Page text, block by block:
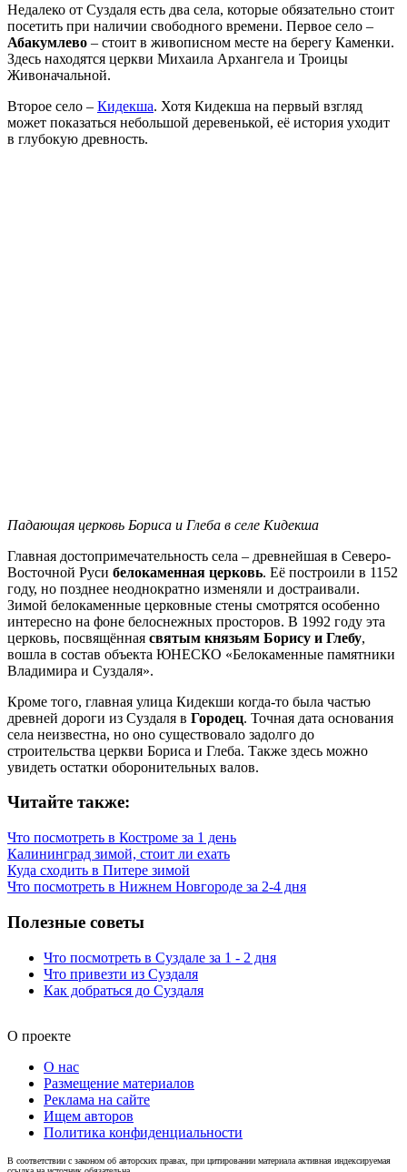
Недалеко от Суздаля есть два села, которые обязательно стоит
посетить при наличии свободного времени. Первое село –
Абакумлево – стоит в живописном месте на берегу Каменки.
Здесь находятся церкви Михаила Архангела и Троицы
Живоначальной.
Второе село – Кидекша. Хотя Кидекша на первый взгляд
может показаться небольшой деревенькой, её история уходит
в глубокую древность.
Падающая церковь Бориса и Глеба в селе Кидекша
Главная достопримечательность села – древнейшая в Северо-
Восточной Руси белокаменная церковь. Её построили в 1152
году, но позднее неоднократно изменяли и достраивали.
Зимой белокаменные церковные стены смотрятся особенно
интересно на фоне белоснежных просторов. В 1992 году эта
церковь, посвящённая святым князьям Борису и Глебу,
вошла в состав объекта ЮНЕСКО «Белокаменные памятники
Владимира и Суздаля».
Кроме того, главная улица Кидекши когда-то была частью
древней дороги из Суздаля в Городец. Точная дата основания
села неизвестна, но оно существовало задолго до
строительства церкви Бориса и Глеба. Также здесь можно
увидеть остатки оборонительных валов.
Читайте также:
Что посмотреть в Костроме за 1 день
Калининград зимой, стоит ли ехать
Куда сходить в Питере зимой
Что посмотреть в Нижнем Новгороде за 2-4 дня
Полезные советы
Что посмотреть в Суздале за 1 - 2 дня
Что привезти из Суздаля
Как добраться до Суздаля
О проекте
О нас
Размещение материалов
Реклама на сайте
Ищем авторов
Политика конфиденциальности
В соответствии с законом об авторских правах, при цитировании материала активная индексируемая